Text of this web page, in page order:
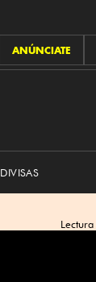
ANÚNCIATE
DIVISAS
Lectura